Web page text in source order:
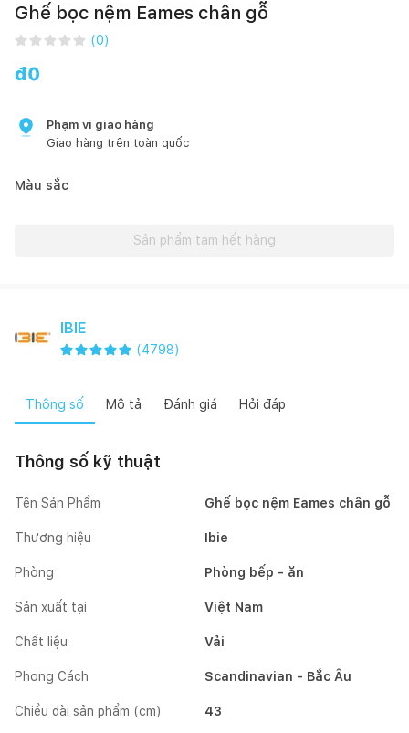
Ghế bọc nệm Eames chân gỗ
(0)
đ0
Phạm vi giao hàng
Giao hàng trên toàn quốc
Màu sắc
Sản phẩm tạm hết hàng
IBIE
(4798)
Thông số Mô tả Đánh giá Hỏi đáp
Thông số kỹ thuật
Tên Sản Phẩm Ghế bọc nệm Eames chân gỗ
Thương hiệu Ibie
Phòng Phòng bếp - ăn
Sản xuất tại Việt Nam
Chất liệu Vải
Phong Cách Scandinavian - Bắc Âu
Chiều dài sản phẩm (cm) 43